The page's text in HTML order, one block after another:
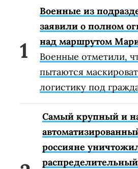
Военные из
заявили о полном
над маршрутом
Военные отметили,
пытаются
логистику под
Самый крупный и
россияне